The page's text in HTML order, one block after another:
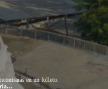
en un folleto.